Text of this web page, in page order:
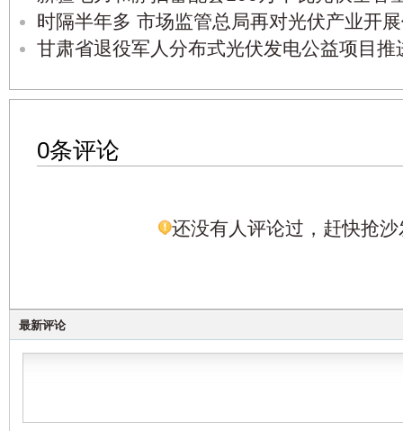
时隔半年多 市场监管总局再对光伏产业开
甘肃省退役军人分布式光伏发电公益项目推
0条评论
还没有人评论过，赶快抢沙
最新评论